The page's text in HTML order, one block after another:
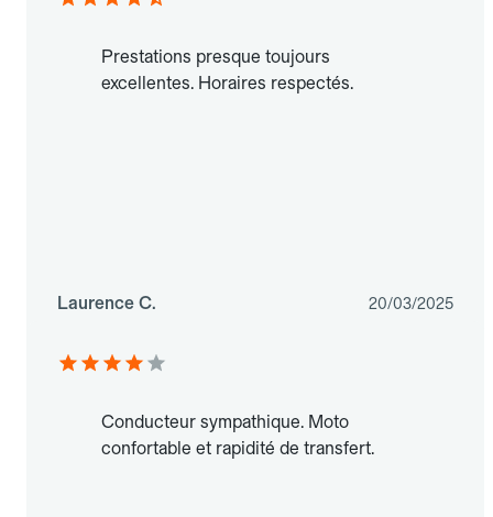
Prestations presque toujours
excellentes. Horaires respectés.
Laurence C. 20/03/2025
Conducteur sympathique. Moto
confortable et rapidité de transfert.